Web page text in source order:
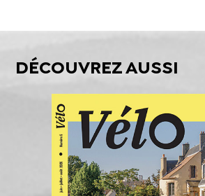
DÉCOUVREZ AUSSI